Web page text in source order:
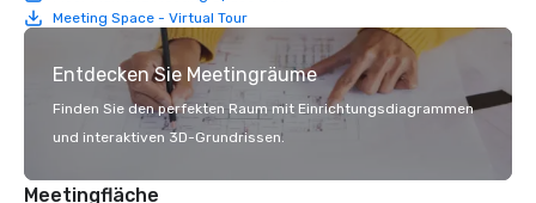
Meeting Space - Virtual Tour
Entdecken Sie Meetingräume
Finden Sie den perfekten Raum mit Einrichtungsdiagrammen
und interaktiven 3D-Grundrissen.
Meetingfläche